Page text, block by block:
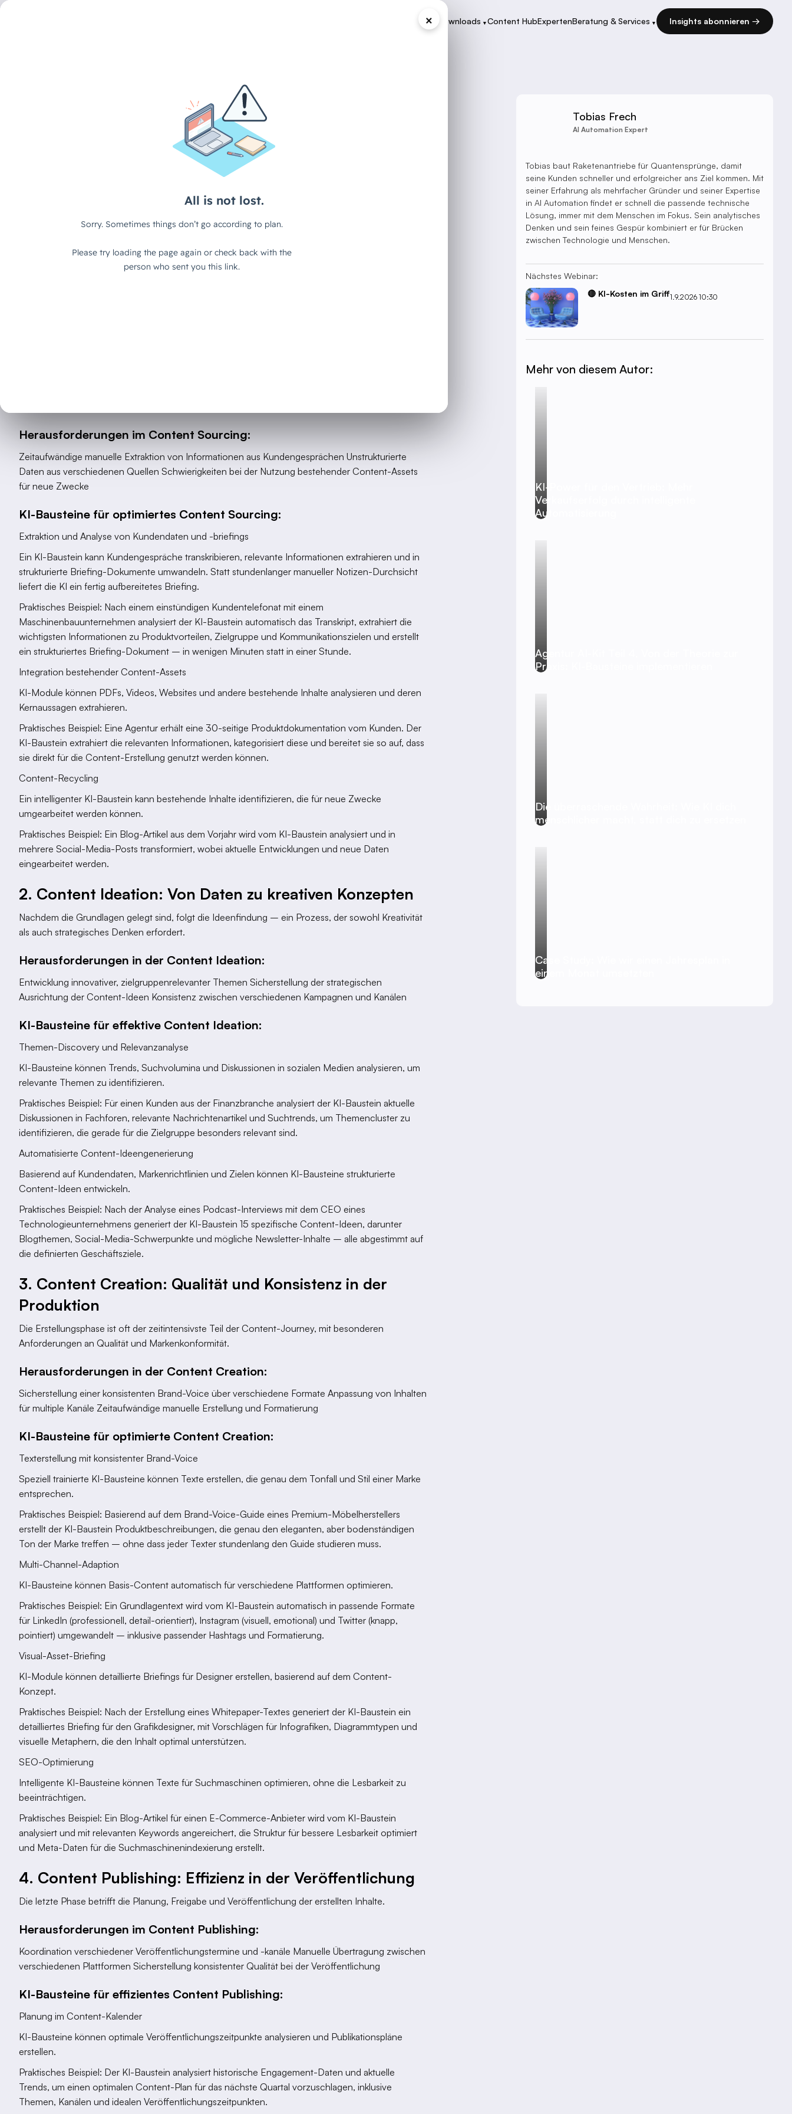
Case Studies Downloads ▾Content HubExpertenBeratung & Services ▾ Insights abonnieren →
×
Agentur AI-Kit Teil 3 Die Content-
Journey: Wie KI-Bausteine jeden
In unseren bisherigen Artikeln haben wir die größten KI-Herausforderungen für Agenturen
Plattformen darstellen. Nun wollen wir konkreter werden und aufzeigen, wie diese Bausteine in
jeder Phase der Content-Erstellung Mehrwert schaffen können.
Herausforderungen im Content Sourcing:
Zeitaufwändige manuelle Extraktion von Informationen aus Kundengesprächen Unstrukturierte
Daten aus verschiedenen Quellen Schwierigkeiten bei der Nutzung bestehender Content-Assets
für neue Zwecke
KI-Bausteine für optimiertes Content Sourcing:
Extraktion und Analyse von Kundendaten und -briefings
Ein KI-Baustein kann Kundengespräche transkribieren, relevante Informationen extrahieren und in
strukturierte Briefing-Dokumente umwandeln. Statt stundenlanger manueller Notizen-Durchsicht
liefert die KI ein fertig aufbereitetes Briefing.
Praktisches Beispiel: Nach einem einstündigen Kundentelefonat mit einem
Maschinenbauunternehmen analysiert der KI-Baustein automatisch das Transkript, extrahiert die
wichtigsten Informationen zu Produktvorteilen, Zielgruppe und Kommunikationszielen und erstellt
ein strukturiertes Briefing-Dokument – in wenigen Minuten statt in einer Stunde.
Integration bestehender Content-Assets
KI-Module können PDFs, Videos, Websites und andere bestehende Inhalte analysieren und deren
Kernaussagen extrahieren.
Praktisches Beispiel: Eine Agentur erhält eine 30-seitige Produktdokumentation vom Kunden. Der
KI-Baustein extrahiert die relevanten Informationen, kategorisiert diese und bereitet sie so auf, dass
sie direkt für die Content-Erstellung genutzt werden können.
Content-Recycling
Ein intelligenter KI-Baustein kann bestehende Inhalte identifizieren, die für neue Zwecke
umgearbeitet werden können.
Praktisches Beispiel: Ein Blog-Artikel aus dem Vorjahr wird vom KI-Baustein analysiert und in
mehrere Social-Media-Posts transformiert, wobei aktuelle Entwicklungen und neue Daten
eingearbeitet werden.
2. Content Ideation: Von Daten zu kreativen Konzepten
Nachdem die Grundlagen gelegt sind, folgt die Ideenfindung – ein Prozess, der sowohl Kreativität
als auch strategisches Denken erfordert.
Herausforderungen in der Content Ideation:
Entwicklung innovativer, zielgruppenrelevanter Themen Sicherstellung der strategischen
Ausrichtung der Content-Ideen Konsistenz zwischen verschiedenen Kampagnen und Kanälen
KI-Bausteine für effektive Content Ideation:
Themen-Discovery und Relevanzanalyse
KI-Bausteine können Trends, Suchvolumina und Diskussionen in sozialen Medien analysieren, um
relevante Themen zu identifizieren.
Praktisches Beispiel: Für einen Kunden aus der Finanzbranche analysiert der KI-Baustein aktuelle
Diskussionen in Fachforen, relevante Nachrichtenartikel und Suchtrends, um Themencluster zu
identifizieren, die gerade für die Zielgruppe besonders relevant sind.
Automatisierte Content-Ideengenerierung
Basierend auf Kundendaten, Markenrichtlinien und Zielen können KI-Bausteine strukturierte
Content-Ideen entwickeln.
Praktisches Beispiel: Nach der Analyse eines Podcast-Interviews mit dem CEO eines
Technologieunternehmens generiert der KI-Baustein 15 spezifische Content-Ideen, darunter
Blogthemen, Social-Media-Schwerpunkte und mögliche Newsletter-Inhalte – alle abgestimmt auf
die definierten Geschäftsziele.
3. Content Creation: Qualität und Konsistenz in der
Produktion
Die Erstellungsphase ist oft der zeitintensivste Teil der Content-Journey, mit besonderen
Anforderungen an Qualität und Markenkonformität.
Herausforderungen in der Content Creation:
Sicherstellung einer konsistenten Brand-Voice über verschiedene Formate Anpassung von Inhalten
für multiple Kanäle Zeitaufwändige manuelle Erstellung und Formatierung
KI-Bausteine für optimierte Content Creation:
Texterstellung mit konsistenter Brand-Voice
Speziell trainierte KI-Bausteine können Texte erstellen, die genau dem Tonfall und Stil einer Marke
entsprechen.
Praktisches Beispiel: Basierend auf dem Brand-Voice-Guide eines Premium-Möbelherstellers
erstellt der KI-Baustein Produktbeschreibungen, die genau den eleganten, aber bodenständigen
Ton der Marke treffen – ohne dass jeder Texter stundenlang den Guide studieren muss.
Multi-Channel-Adaption
KI-Bausteine können Basis-Content automatisch für verschiedene Plattformen optimieren.
Praktisches Beispiel: Ein Grundlagentext wird vom KI-Baustein automatisch in passende Formate
für LinkedIn (professionell, detail-orientiert), Instagram (visuell, emotional) und Twitter (knapp,
pointiert) umgewandelt – inklusive passender Hashtags und Formatierung.
Visual-Asset-Briefing
KI-Module können detaillierte Briefings für Designer erstellen, basierend auf dem Content-
Konzept.
Praktisches Beispiel: Nach der Erstellung eines Whitepaper-Textes generiert der KI-Baustein ein
detailliertes Briefing für den Grafikdesigner, mit Vorschlägen für Infografiken, Diagrammtypen und
visuelle Metaphern, die den Inhalt optimal unterstützen.
SEO-Optimierung
Intelligente KI-Bausteine können Texte für Suchmaschinen optimieren, ohne die Lesbarkeit zu
beeinträchtigen.
Praktisches Beispiel: Ein Blog-Artikel für einen E-Commerce-Anbieter wird vom KI-Baustein
analysiert und mit relevanten Keywords angereichert, die Struktur für bessere Lesbarkeit optimiert
und Meta-Daten für die Suchmaschinenindexierung erstellt.
4. Content Publishing: Effizienz in der Veröffentlichung
Die letzte Phase betrifft die Planung, Freigabe und Veröffentlichung der erstellten Inhalte.
Herausforderungen im Content Publishing:
Koordination verschiedener Veröffentlichungstermine und -kanäle Manuelle Übertragung zwischen
verschiedenen Plattformen Sicherstellung konsistenter Qualität bei der Veröffentlichung
KI-Bausteine für effizientes Content Publishing:
Planung im Content-Kalender
KI-Bausteine können optimale Veröffentlichungszeitpunkte analysieren und Publikationspläne
erstellen.
Praktisches Beispiel: Der KI-Baustein analysiert historische Engagement-Daten und aktuelle
Trends, um einen optimalen Content-Plan für das nächste Quartal vorzuschlagen, inklusive
Themen, Kanälen und idealen Veröffentlichungszeitpunkten.
Tobias Frech
AI Automation Expert
Tobias baut Raketenantriebe für Quantensprünge, damit
seine Kunden schneller und erfolgreicher ans Ziel kommen. Mit
seiner Erfahrung als mehrfacher Gründer und seiner Expertise
in AI Automation findet er schnell die passende technische
Lösung, immer mit dem Menschen im Fokus. Sein analytisches
Denken und sein feines Gespür kombiniert er für Brücken
zwischen Technologie und Menschen.
Nächstes Webinar:
🔴 KI-Kosten im Griff1.9.2026 10:30
Mehr von diesem Autor:
KI-Power für den Vertrieb: Mehr
Verkaufserfolg durch intelligente
Automatisierung
Agentur AI-Kit Teil 4, Von der Theorie zur
Praxis: KI-Bausteine implementieren
Die überraschende Wahrheit: Wie KI dich
menschlicher macht, statt dich zu ersetzen
Case Study: Wie wir einen Jahresplan in
einem Monat umsetzten